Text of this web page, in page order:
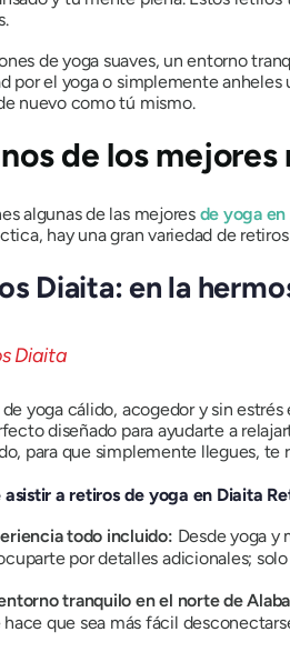
de yoga suaves, un entorno
por el yoga o simplemente
nuevo como tú mismo.
de los
algunas de las mejores de yoga en
hay una gran variedad de
Diaita: en la
yoga cálido, acogedor y sin
diseñado para ayudarte a
para que simplemente llegues,
asistir a retiros de yoga en Diaita
todo incluido: Desde yoga y
por detalles adicionales;
tranquilo en el norte de
hace que sea más fácil